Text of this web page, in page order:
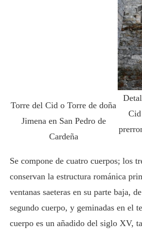
Torre del Cid o Torre de doña
Jimena en San Pedro de
Cardeña
Se compone de cuatro cuerpos; los
conservan la estructura románica
ventanas saeteras en su parte baja,
segundo cuerpo, y geminadas en el
cuerpo es un añadido del siglo XV,